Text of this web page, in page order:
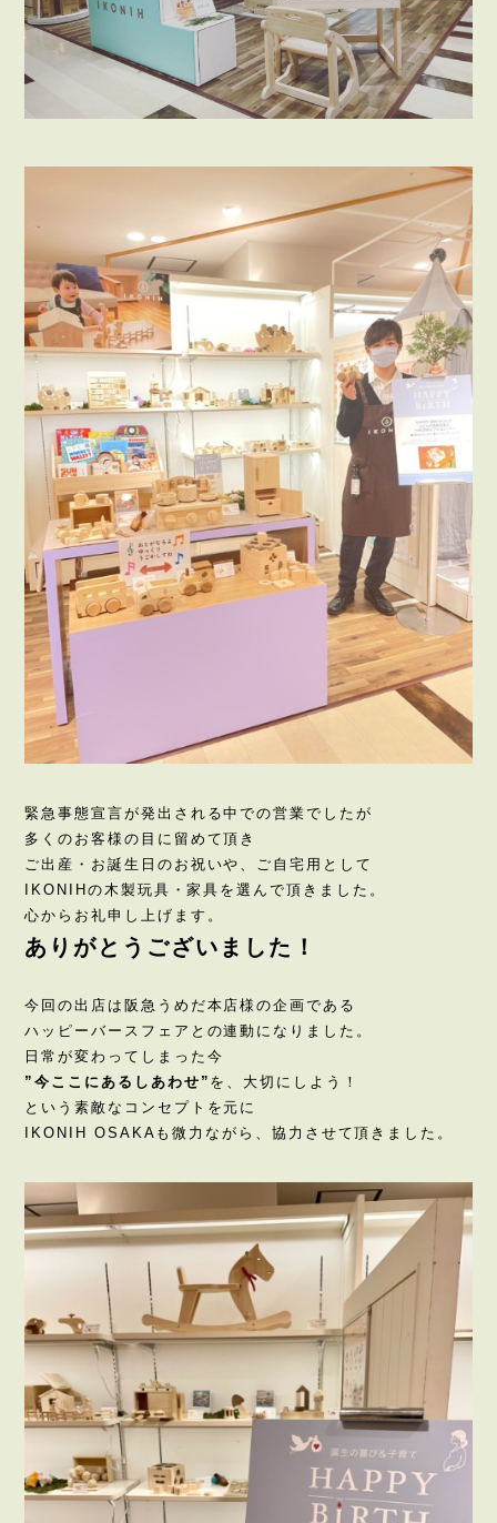
緊急事態宣言が発出される中での営業でしたが
多くのお客様の目に留めて頂き
ご出産・お誕生日のお祝いや、ご自宅用として
IKONIHの木製玩具・家具を選んで頂きました。
心からお礼申し上げます。
ありがとうございました！
今回の出店は阪急うめだ本店様の企画である
ハッピーバースフェアとの連動になりました。
日常が変わってしまった今
”今ここにあるしあわせ” を、大切にしよう！
という素敵なコンセプトを元に
IKONIH OSAKAも微力ながら、協力させて頂きました。